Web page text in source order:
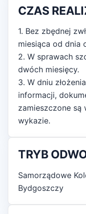
CZAS
1. Bez zbędnej
miesiąca od dnia
2. W sprawach
dwóch miesięcy.
3. W dniu
informacji,
zamieszczone są
wykazie.
TRYB
Samorządowe
Bydgoszczy